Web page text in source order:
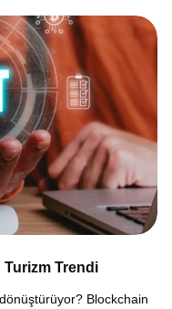
Turizm Trendi
Blockchain